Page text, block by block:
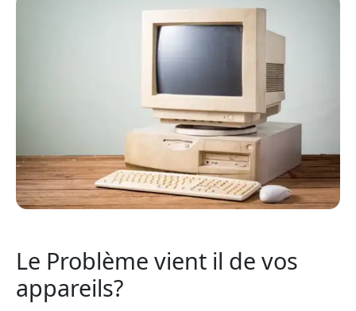
Le Problème vient il de vos
appareils?